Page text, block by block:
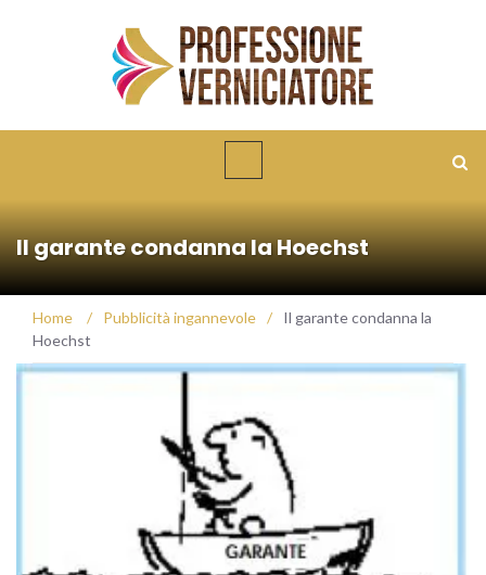
Il garante condanna la Hoechst
Home / Pubblicità ingannevole /
Il garante condanna la
Hoechst